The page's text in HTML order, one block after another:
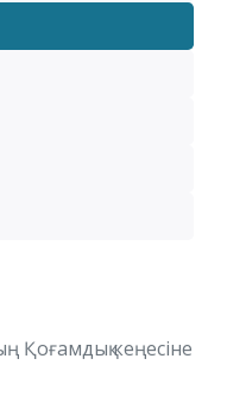
Қоғамдық кеңесіне